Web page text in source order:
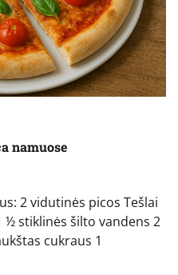
namuose
2 vidutinės picos Tešlai
stiklinės šilto vandens 2
cukraus 1